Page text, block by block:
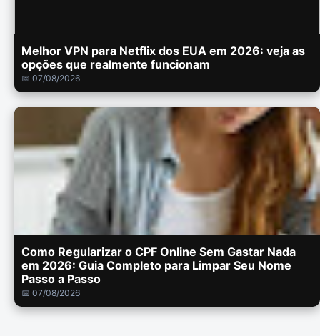
Melhor VPN para Netflix dos EUA em 2026: veja as
opções que realmente funcionam
📅 07/08/2026
Como Regularizar o CPF Online Sem Gastar Nada
em 2026: Guia Completo para Limpar Seu Nome
Passo a Passo
📅 07/08/2026